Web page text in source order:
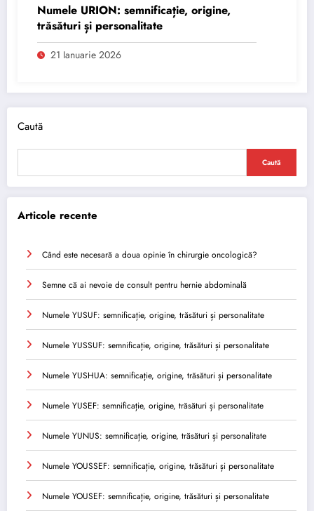
Numele URION: semnificație, origine,
trăsături și personalitate
21 Ianuarie 2026
Caută
Caută
Articole recente
Când este necesară a doua opinie în chirurgie oncologică?
Semne că ai nevoie de consult pentru hernie abdominală
Numele YUSUF: semnificație, origine, trăsături și personalitate
Numele YUSSUF: semnificație, origine, trăsături și personalitate
Numele YUSHUA: semnificație, origine, trăsături și personalitate
Numele YUSEF: semnificație, origine, trăsături și personalitate
Numele YUNUS: semnificație, origine, trăsături și personalitate
Numele YOUSSEF: semnificație, origine, trăsături și personalitate
Numele YOUSEF: semnificație, origine, trăsături și personalitate